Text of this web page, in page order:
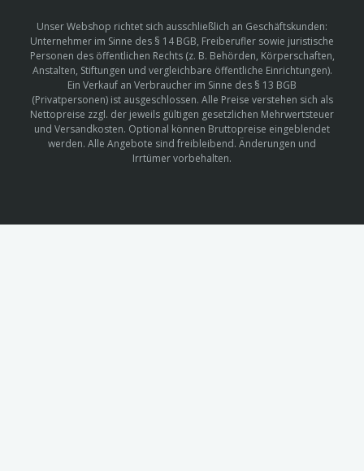
Unser Webshop richtet sich ausschließlich an Geschäftskunden:
Unternehmer im Sinne des § 14 BGB, Freiberufler sowie juristische
Personen des öffentlichen Rechts (z. B. Behörden, Körperschaften,
Anstalten, Stiftungen und vergleichbare öffentliche Einrichtungen).
Ein Verkauf an Verbraucher im Sinne des § 13 BGB
(Privatpersonen) ist ausgeschlossen. Alle Preise verstehen sich als
Nettopreise zzgl. der jeweils gültigen gesetzlichen Mehrwertsteuer
und Versandkosten. Optional können Bruttopreise eingeblendet
werden. Alle Angebote sind freibleibend. Änderungen und
Irrtümer vorbehalten.